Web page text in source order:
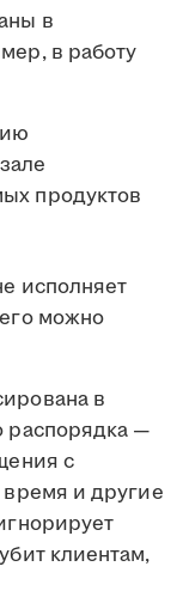
в
в работу
продуктов
исполняет
можно
в
распорядка —
с
и другие
клиентам,